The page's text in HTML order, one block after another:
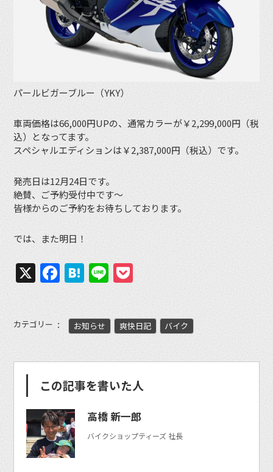
パールビガーブルー（YKY）
車両価格は66,000円UPの、通常カラーが￥2,299,000円（税
込）となってます。
スペシャルエディションは￥2,387,000円（税込）です。
発売日は12月24日です。
絶賛、ご予約受付中です〜
皆様からのご予約をお待ちしております。
では、また明日！
X Facebook
Hatena
Line
カテゴリー お知らせ 爽快日記 バイク
この記事を書いた人
高橋 新一郎
バイクショップティーズ 社長